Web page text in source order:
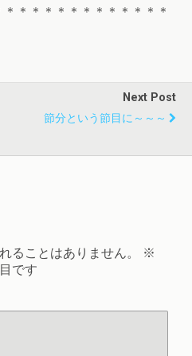
＊＊＊＊＊＊＊＊＊＊＊＊
Next Post
節分という節目に～～～
ることはありません。
※
です